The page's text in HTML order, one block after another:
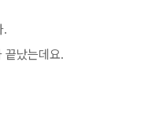
.
끝났는데요.